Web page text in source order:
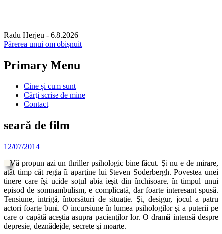
Radu Herjeu - 6.8.2026
Părerea unui om obişnuit
Primary Menu
Skip
content
Cine și cum sunt
Cărţi scrise de mine
Contact
seară de film
12/07/2014
Vă propun azi un thriller psihologic bine făcut. Şi nu e de mirare,
atât timp cât regia îi aparţine lui Steven Soderbergh. Povestea unei
tinere care îşi ucide soţul abia ieşit din închisoare, în timpul unui
episod de somnambulism, e complicată, dar foarte interesant spusă.
Tensiune, intrigă, întorsături de situaţie. Şi, desigur, jocul a patru
actori foarte buni. O incursiune în lumea psihologilor şi a puterii pe
care o capătă aceştia asupra pacienţilor lor. O dramă intensă despre
depresie, deznădejde, secrete şi moarte.